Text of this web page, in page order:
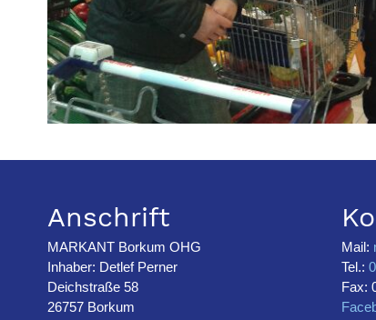
Anschrift
MARKANT Borkum OHG
Inhaber: Detlef Perner
Deichstraße 58
26757 Borkum
Mail:
Tel.:
Fax: